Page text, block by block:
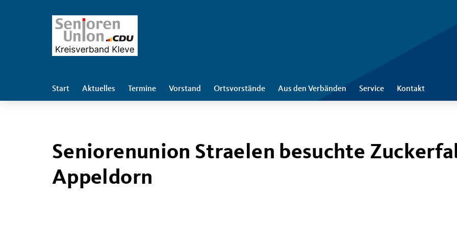
Start Aktuelles Termine Vorstand Ortsvorstände Aus den Verbänden Service Kontakt
Seniorenunion Straelen besuchte
Appeldorn